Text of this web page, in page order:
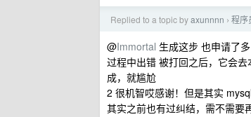
Replied to a topic byaxunnnn › 程序
@Immortal 生成这步 也申请了
过程中出错 被打回之后，它会
成，就尴尬
2 很机智哎感谢！但是其实
其实之前也有过纠结，需不需要